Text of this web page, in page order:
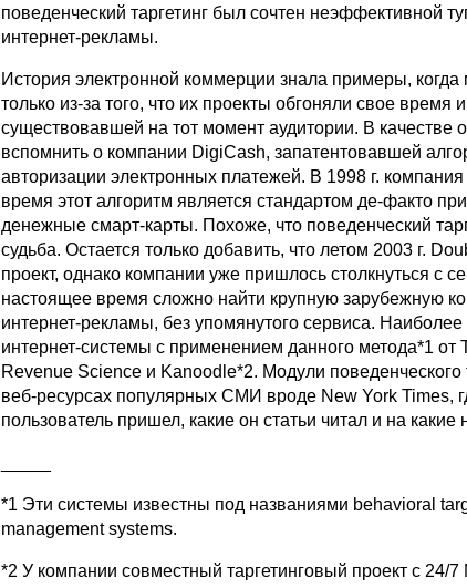
поведенческий таргетинг был сочтен неэффективной
интернет-рекламы.
История электронной коммерции знала примеры,
только из-за того, что их проекты обгоняли свое время
существовавшей на тот момент аудитории. В качестве
вспомнить о компании DigiCash, запатентовавшей
авторизации электронных платежей. В 1998 г.
время этот алгоритм является стандартом де-факто
денежные смарт-карты. Похоже, что поведенческий
судьба. Остается только добавить, что летом 2003 г.
проект, однако компании уже пришлось столкнуться с
настоящее время сложно найти крупную зарубежную
интернет-рекламы, без упомянутого сервиса.
интернет-системы с применением данного метода*1 от
Revenue Science и Kanoodle*2. Модули поведенческого
веб-ресурсах популярных СМИ вроде New York Times,
пользователь пришел, какие он статьи читал и на
*1 Эти системы известны под названиями behavioral
management systems.
*2 У компании совместный таргетинговый проект с 24/7